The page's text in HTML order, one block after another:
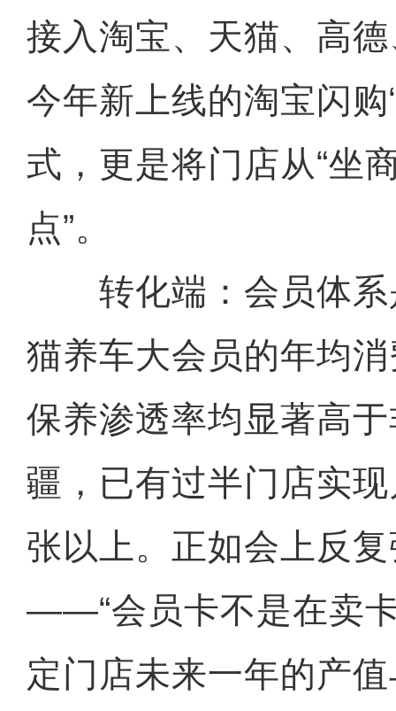
接入淘宝、天猫、高
今年新上线的淘宝闪购
式，更是将门店从“坐
点”。
转化端：会员体系
猫养车大会员的年均
保养渗透率均显著高
疆，已有过半门店实
张以上。正如会上反
——“会员卡不是在卖
定门店未来一年的产值